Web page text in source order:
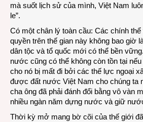
mà suốt lịch sử của mình, Việt Nam
le”.
Có một chân lý toàn cầu: Các chính
quyền trên thế gian này không bao giờ
dân tộc và tổ quốc mới có thể bền
nước cũng có thể không còn tồn tại
cho nó bị mất đi bởi các thế lực ngoại
được đất nước Việt Nam cho chúng ta
cha ông đã phải đánh đổi bằng vô vàn
nhiều ngàn năm dựng nước và giữ
Thời kỳ mở mang bờ cõi của thế giới